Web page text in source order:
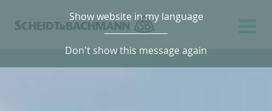
Show website in my language
Don't show this message again